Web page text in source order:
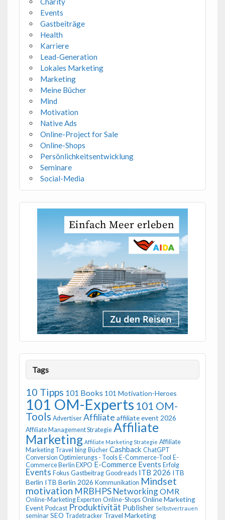
Events
Gastbeiträge
Health
Karriere
Lead-Generation
Lokales Marketing
Marketing
Meine Bücher
Mind
Motivation
Native Ads
Online-Project for Sale
Online-Shops
Persönlichkeitsentwicklung
Seminare
Social-Media
Tags
10 Tipps 101 Books 101 Motivation-Heroes
101 OM-Experts 101 OM-
Tools Advertiser Affiliate affiliate event 2026
Affiliate Management Strategie Affiliate
Marketing Affiliate Marketing Strategie Affiliate
Marketing Travel bing Bücher Cashback ChatGPT
Conversion Optimierungs - Tools E-Commerce-Tool E-
Commerce Berlin EXPO E-Commerce Events Erfolg
Events Fokus Gastbeitrag Goodreads ITB 2026 ITB
Berlin ITB Berlin 2026 Kommunikation Mindset
motivation MRBHPSNetworkingOMR
Online-Marketing Experten Online-Shops Online Marketing
Event Podcast Produktivität Publisher Selbstvertrauen
seminar SEO Tradetracker Travel Marketing